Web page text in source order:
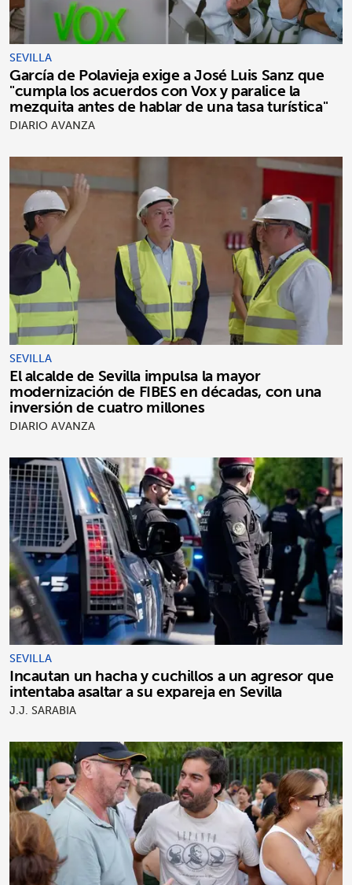
SEVILLA
García de Polavieja exige a José Luis Sanz que
"cumpla los acuerdos con Vox y paralice la
mezquita antes de hablar de una tasa turística"
DIARIO AVANZA
SEVILLA
El alcalde de Sevilla impulsa la mayor
modernización de FIBES en décadas, con una
inversión de cuatro millones
DIARIO AVANZA
SEVILLA
Incautan un hacha y cuchillos a un agresor que
intentaba asaltar a su expareja en Sevilla
J.J. SARABIA